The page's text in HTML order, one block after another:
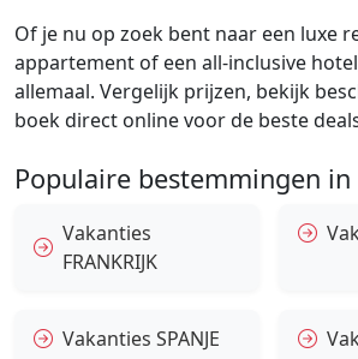
Of je nu op zoek bent naar een luxe
appartement of een all-inclusive
allemaal. Vergelijk prijzen, bekijk
boek direct online voor de beste
Populaire bestemmingen
Vakanties
FRANKRIJK
Vakanties SPANJE